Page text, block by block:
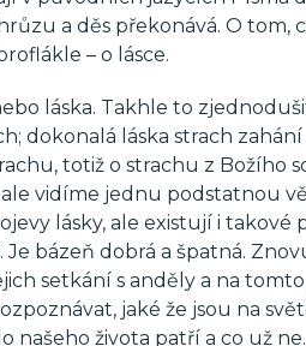
a děs překonává. O tom,
– o lásce.
láska. Takhle to
dokonalá láska strach
totiž o strachu z Božího
vidíme jednu podstatnou
lásky, ale existují i
Je bázeň dobrá a špatná.
setkání s anděly a na
jaké že jsou na
našeho života patří a co už ne.